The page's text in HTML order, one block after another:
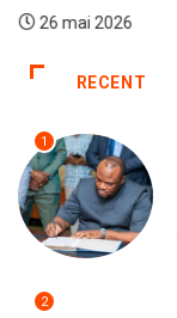
26 mai 2026
RECENT
1
2